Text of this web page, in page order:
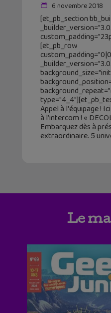
6 novembre 2018
[et_pb_section
[et_pb_row
Appel à l'équipage !
à l’intercom ! «
Embarquez dès à
extraordinaire. 5
Le